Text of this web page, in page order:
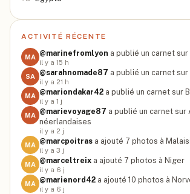
ACTIVITÉ RÉCENTE
MA @marinefromlyon a publié un carnet
il y a 15 h
SA
@sarahnomade87 a publié un carnet sur
il y a 21 h
MA @mariondakar42 a publié un carnet sur
il y a 1 j
MA @marievoyage87 a publié un carnet sur
néerlandaises
il y a 2 j
MA @marcpoitras a ajouté 7 photos à
il y a 3 j
MA @marceltreix a ajouté 7 photos à Niger
il y a 6 j
MA @marienord42 a ajouté 10 photos à
il y a 6 j